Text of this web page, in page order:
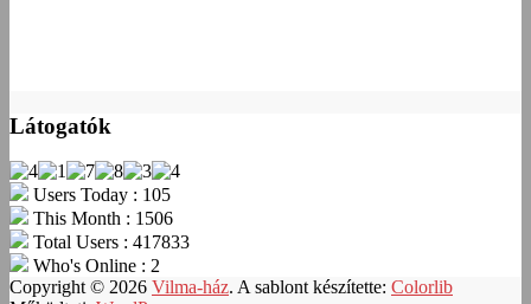
Látogatók
Users Today : 105
This Month : 1506
Total Users : 417833
Who's Online : 2
Copyright © 2026 Vilma-ház. A sablont készítette: Colorlib